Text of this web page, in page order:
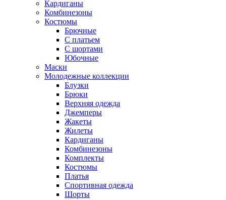
Кардиганы
Комбинезоны
Костюмы
Брючные
С платьем
С шортами
Юбочные
Маски
Молодежные коллекции
Блузки
Брюки
Верхняя одежда
Джемперы
Жакеты
Жилеты
Кардиганы
Комбинезоны
Комплекты
Костюмы
Платья
Спортивная одежда
Шорты